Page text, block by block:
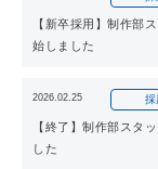
【新卒採用】制作部
始しました
2026.02.25 採
【終了】制作部スタ
した